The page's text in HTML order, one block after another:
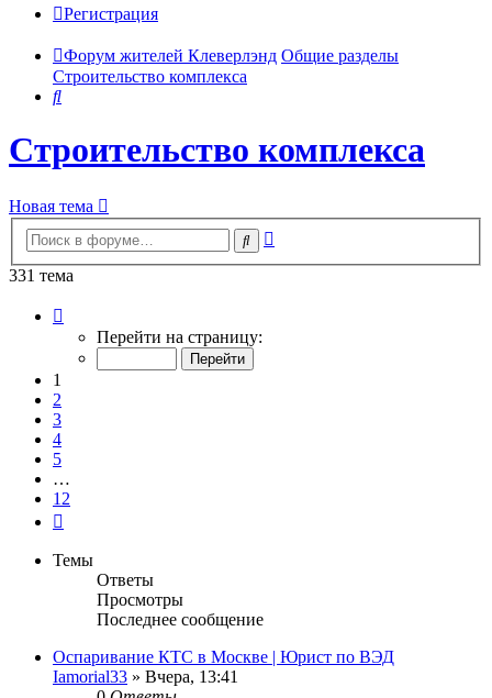
Регистрация
Форум жителей Клеверлэнд Общие разделы
Строительство комплекса
Поиск
Строительство комплекса
Новая тема
Поиск
331 тема
Перейти на страницу:
1
2
3
4
5
…
12
Темы
Ответы
Просмотры
Последнее сообщение
Оспаривание КТС в Москве | Юрист по ВЭД
Iamorial33 » Вчера, 13:41